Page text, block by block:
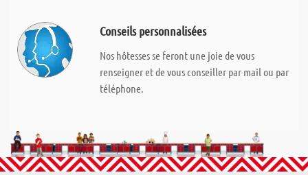
Conseils personnalisées
Nos hôtesses se feront une joie de vous
renseigner et de vous conseiller par mail ou par
téléphone.